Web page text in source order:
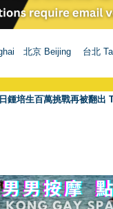
北京 Beijing 台北
鍾培生百萬挑戰再被翻出